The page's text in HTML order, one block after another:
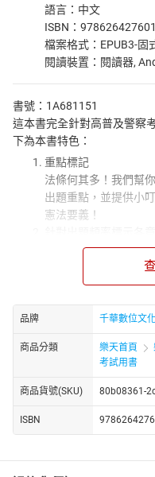
語言：中文
ISBN：
檔案格式：EPUB3-固
閱讀裝置：閱讀器,
書號：1A681151
這本書完全針對高普及警察
下為本書特色：
重點標記
法條何其多！我們幫
出題重點，並提供小
憲法要義！
頻出度就是要讓你把
有效率的地方，考前
獨家法規QRCode
針對各法規設置
庫檢視法規頁面，不
逐條歸納式精選題庫
逐條歸納式精選題庫
練，讓你建立完整概
5.全方位蒐集最新高
試題歸納整理並配合
且每一主題的變化題
品牌 千華數位文
商品分類 樂天首頁
考試用書
商品貨號(SKU) 80b08361-
ISBN